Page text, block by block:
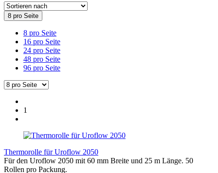
8 pro Seite
8 pro Seite
16 pro Seite
24 pro Seite
48 pro Seite
96 pro Seite
1
Thermorolle für Uroflow 2050
Für den Uroflow 2050 mit 60 mm Breite und 25 m Länge. 50
Rollen pro Packung.